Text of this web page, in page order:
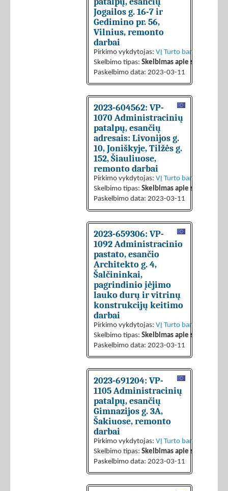
Jogailos g. 16-7 ir
Gedimino pr. 56,
Vilnius, remonto
darbai
Pirkimo vykdytojas: VĮ Turto bankas
Skelbimo tipas: Skelbimas apie sutarties
Paskelbimo data: 2023-03-11
2023-604562: VP-
1070 Administracinių
patalpų, esančių
adresais: Livonijos g.
10, Joniškyje, Tilžės g.
152, Šiauliuose,
remonto darbai
Pirkimo vykdytojas: VĮ Turto bankas
Skelbimo tipas: Skelbimas apie sutarties
Paskelbimo data: 2023-03-11
2023-659306: VP-
1092 Administracinio
pastato, esančio
Architekto g. 4,
Šalčininkai,
pagrindinio įėjimo
lauko durų ir vitrinų
konstrukcijų keitimo
darbai
Pirkimo vykdytojas: VĮ Turto bankas
Skelbimo tipas: Skelbimas apie sutarties
Paskelbimo data: 2023-03-11
2023-691204: VP-
1105 Administracinių
patalpų, esančių
Gimnazijos g. 3A,
Šakiuose, remonto
darbai
Pirkimo vykdytojas: VĮ Turto bankas
Skelbimo tipas: Skelbimas apie sutarties
Paskelbimo data: 2023-03-11